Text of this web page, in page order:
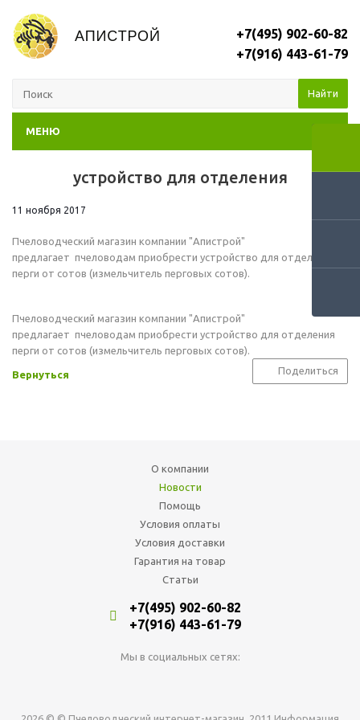
+7(495) 902-60-82
+7(916) 443-61-79
Найти
МЕНЮ
устройство для отделения
11 ноября 2017
Пчеловодческий магазин компании "Апистрой"
предлагает пчеловодам приобрести устройство для отделения
перги от сотов (измельчитель перговых сотов).
Пчеловодческий магазин компании "Апистрой"
предлагает пчеловодам приобрести устройство для отделения
перги от сотов (измельчитель перговых сотов).
Вернуться Поделиться
О компании
Новости
Помощь
Условия оплаты
Условия доставки
Гарантия на товар
Статьи
+7(495) 902-60-82
+7(916) 443-61-79
Мы в социальных сетях: